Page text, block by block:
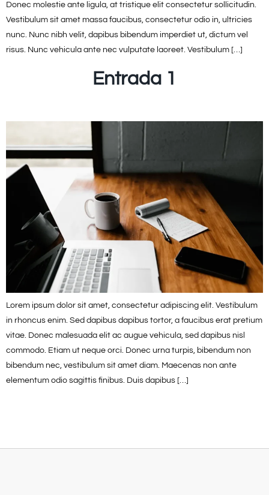
Donec molestie ante ligula, at tristique elit consectetur sollicitudin.
Vestibulum sit amet massa faucibus, consectetur odio in, ultricies
nunc. Nunc nibh velit, dapibus bibendum imperdiet ut, dictum vel
risus. Nunc vehicula ante nec vulputate laoreet. Vestibulum […]
Entrada 1
Lorem ipsum dolor sit amet, consectetur adipiscing elit. Vestibulum
in rhoncus enim. Sed dapibus dapibus tortor, a faucibus erat pretium
vitae. Donec malesuada elit ac augue vehicula, sed dapibus nisl
commodo. Etiam ut neque orci. Donec urna turpis, bibendum non
bibendum nec, vestibulum sit amet diam. Maecenas non ante
elementum odio sagittis finibus. Duis dapibus […]